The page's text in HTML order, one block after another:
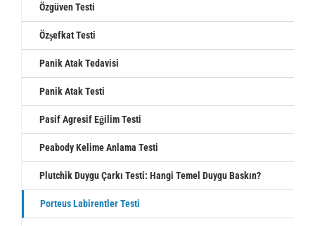
Özgüven Testi
Özşefkat Testi
Panik Atak Tedavisi
Panik Atak Testi
Pasif Agresif Eğilim Testi
Peabody Kelime Anlama Testi
Plutchik Duygu Çarkı Testi: Hangi Temel Duygu Baskın?
Porteus Labirentler Testi